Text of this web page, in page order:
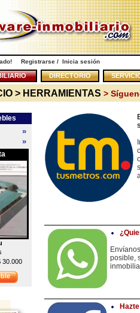
Registrarse / Inicia sesión
DIRECTORIO
> HERRAMIENTAS >
»
»
30.000
Caracas
Chacao
55,00 m
2 U.S. $ 176.000posible,